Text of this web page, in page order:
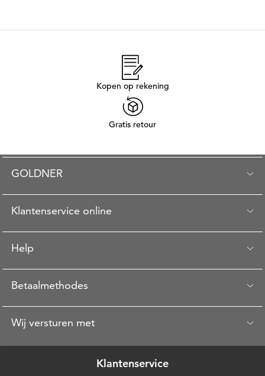
Kopen op rekening
Gratis retour
GOLDNER
Klantenservice online
Help
Betaalmethodes
Wij versturen met
Klantenservice